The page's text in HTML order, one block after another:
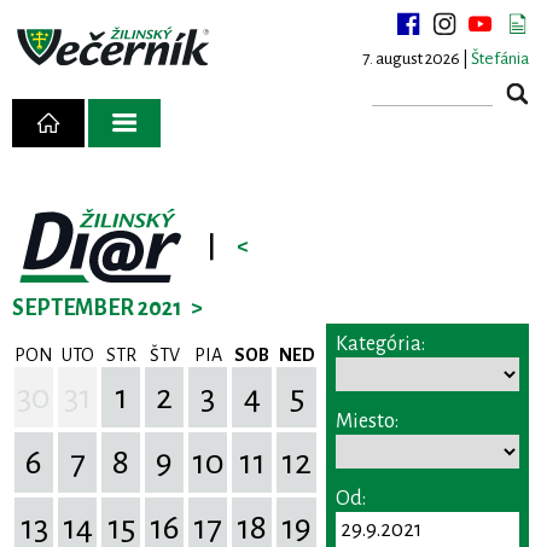
7. august 2026 | Štefánia
<
SEPTEMBER 2021 >
PON UTO STR ŠTV PIA SOB NED
1 2 3 4
5
6
7 8 9 10 11 12
13 14 15 16 17 18 19
Kategória:
Miesto:
Od: